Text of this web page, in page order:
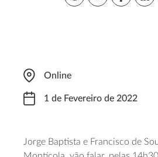
Online
1 de Fevereiro de 2022
Jorge Baptista e Francisco de